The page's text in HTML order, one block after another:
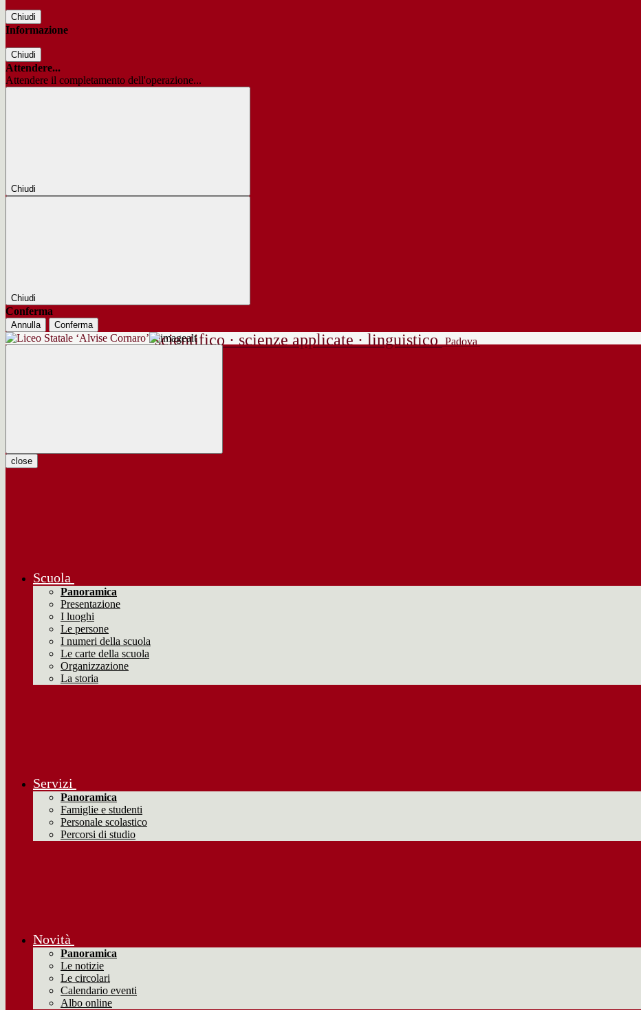
Chiudi
Informazione
Chiudi
Attendere...
Attendere il completamento dell'operazione...
Chiudi
Chiudi
Conferma
Annulla Conferma
scientifico · scienze applicate · linguistico Padova
close
Scuola
Panoramica
Presentazione
I luoghi
Le persone
I numeri della scuola
Le carte della scuola
Organizzazione
La storia
Servizi
Panoramica
Famiglie e studenti
Personale scolastico
Percorsi di studio
Novità
Panoramica
Le notizie
Le circolari
Calendario eventi
Albo online